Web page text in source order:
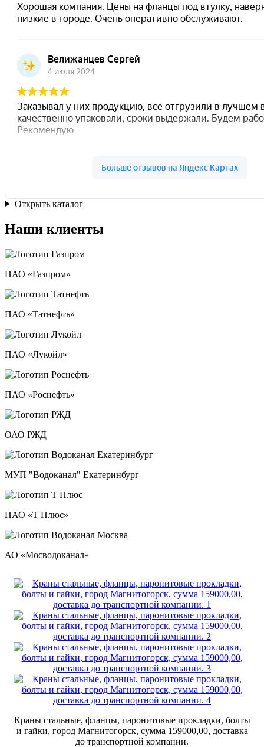
Открыть каталог
Наши клиенты
ПАО «Газпром»
ПАО «Татнефть»
ПАО «Лукойл»
ПАО «Роснефть»
ОАО РЖД
МУП "Водоканал" Екатеринбург
ПАО «Т Плюс»
АО «Мосводоканал»
Краны стальные, фланцы, паронитовые прокладки, болты
и гайки, город Магнитогорск, сумма 159000,00, доставка
до транспортной компании.